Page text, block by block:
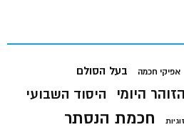
אפיקי חכמה בעל הסולם
הזוהר היומי היסוד השבועי
זוגיות חכמת הנסתר